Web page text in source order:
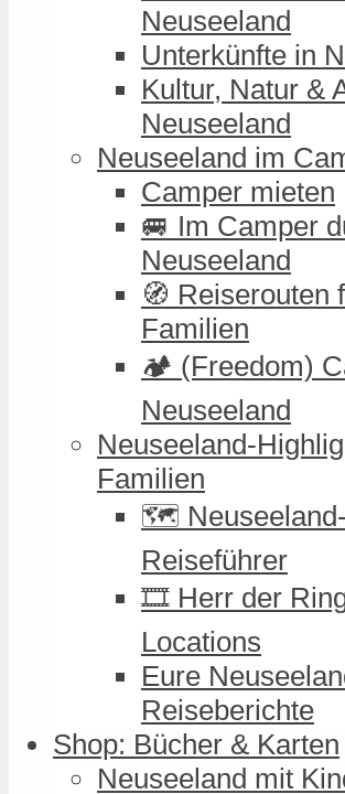
Neuseeland
Unterkünfte in
Kultur, Natur &
Neuseeland
Neuseeland im
Camper mieten
🚐 Im Camper
Neuseeland
🧭 Reiserouten
Familien
🏕️ (Freedom)
Neuseeland
Neuseeland-
Familien
🗺️ Neuseeland-
Reiseführer
🎞️ Herr der
Locations
Eure
Reiseberichte
Shop: Bücher & Karten
Neuseeland mit